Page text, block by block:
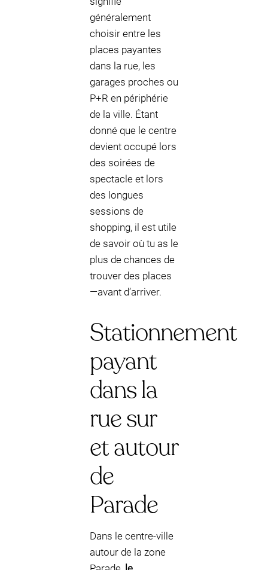
généralement
choisir entre les
places payantes
dans la rue, les
garages proches ou
P+R en périphérie
de la ville. Étant
donné que le centre
devient occupé lors
des soirées de
spectacle et lors
des longues
sessions de
shopping, il est utile
de savoir où tu as le
plus de chances de
trouver des places
—avant d’arriver.
Stationnement
payant
dans la
rue sur
et autour
de
Parade
Dans le centre-ville
autour de la zone